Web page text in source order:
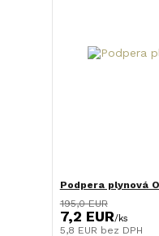
Podpera plynová
195,0 EUR
7,2 EUR/ks
5,8 EUR bez DPH